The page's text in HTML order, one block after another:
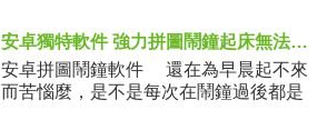
安卓獨特軟件 強力拼圖鬧鐘起床無法抵抗
安卓拼圖鬧鐘軟件 還在為早晨起不來
而苦惱麼，是不是每次在鬧鐘過後都是